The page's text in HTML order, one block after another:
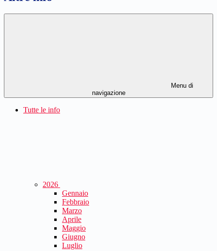
Menu di
navigazione
Tutte le info
2026
Gennaio
Febbraio
Marzo
Aprile
Maggio
Giugno
Luglio